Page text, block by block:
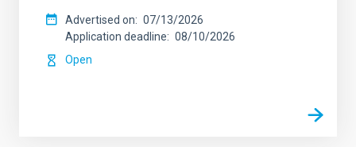
Advertised on
07/13/2026
Application deadline
08/10/2026
Open